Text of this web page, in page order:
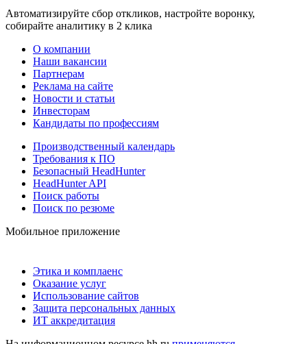
Автоматизируйте сбор откликов, настройте воронку,
собирайте аналитику в 2 клика
О компании
Наши вакансии
Партнерам
Реклама на сайте
Новости и статьи
Инвесторам
Кандидаты по профессиям
Производственный календарь
Требования к ПО
Безопасный HeadHunter
HeadHunter API
Поиск работы
Поиск по резюме
Мобильное приложение
Этика и комплаенс
Оказание услуг
Использование сайтов
Защита персональных данных
ИТ аккредитация